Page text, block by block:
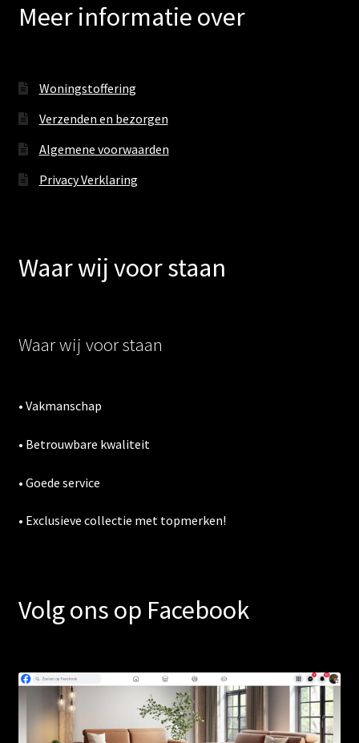
Meer informatie over
Woningstoffering
Verzenden en bezorgen
Algemene voorwaarden
Privacy Verklaring
Waar wij voor staan
Waar wij voor staan
• Vakmanschap
• Betrouwbare kwaliteit
• Goede service
• Exclusieve collectie met topmerken!
Volg ons op Facebook